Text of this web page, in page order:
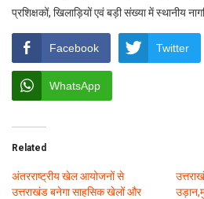
प्रशिक्षकों, खिलाड़ियों एवं बड़ी संख्या में स्थानीय
Facebook Twitter
WhatsApp
Related
अंतरराष्ट्रीय खेल आयोजनों से
उत्तराखंड बनेगा साहसिक खेलों और